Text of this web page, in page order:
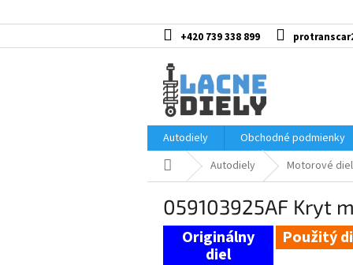
na
+420 739 338 899
Autodiely
Obchodné podmienky
DomovAutodiely Motorové
059103925AF Kryt
Použitý